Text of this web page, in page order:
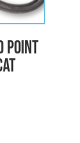
Point